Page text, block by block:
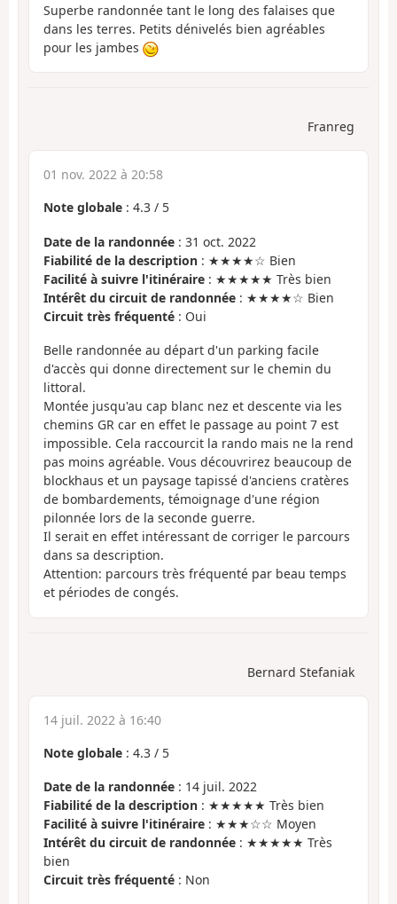
Superbe randonnée tant le long des falaises que
dans les terres. Petits dénivelés bien agréables
pour les jambes
Franreg
01 nov. 2022 à 20:58
Note globale : 4.3 / 5
Date de la randonnée : 31 oct. 2022
Fiabilité de la description : ★★★★☆ Bien
Facilité à suivre l'itinéraire : ★★★★★ Très bien
Intérêt du circuit de randonnée : ★★★★☆ Bien
Circuit très fréquenté : Oui
Belle randonnée au départ d'un parking facile
d'accès qui donne directement sur le chemin du
littoral.
Montée jusqu'au cap blanc nez et descente via les
chemins GR car en effet le passage au point 7 est
impossible. Cela raccourcit la rando mais ne la rend
pas moins agréable. Vous découvrirez beaucoup de
blockhaus et un paysage tapissé d'anciens cratères
de bombardements, témoignage d'une région
pilonnée lors de la seconde guerre.
Il serait en effet intéressant de corriger le parcours
dans sa description.
Attention: parcours très fréquenté par beau temps
et périodes de congés.
Bernard Stefaniak
14 juil. 2022 à 16:40
Note globale : 4.3 / 5
Date de la randonnée : 14 juil. 2022
Fiabilité de la description : ★★★★★ Très bien
Facilité à suivre l'itinéraire : ★★★☆☆ Moyen
Intérêt du circuit de randonnée : ★★★★★ Très
bien
Circuit très fréquenté : Non